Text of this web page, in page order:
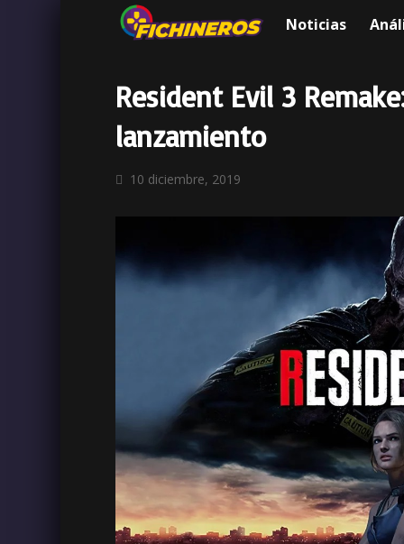
Noticias
Resident Evil 3
lanzamiento
10 diciembre, 2019